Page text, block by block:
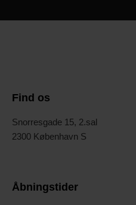
Find os
Snorresgade 15, 2.sal
2300 København S
Åbningstider